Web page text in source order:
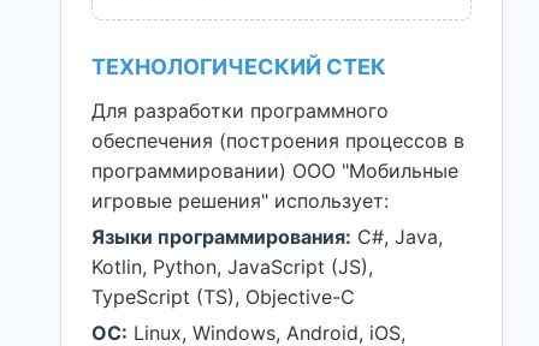
ТЕХНОЛОГИЧЕСКИЙ СТЕК
Для разработки программного
обеспечения (построения процессов в
программировании) ООО "Мобильные
игровые решения" использует:
Языки программирования: C#, Java,
Kotlin, Python, JavaScript (JS),
TypeScript (TS), Objective-C
ОС: Linux, Windows, Android, iOS,